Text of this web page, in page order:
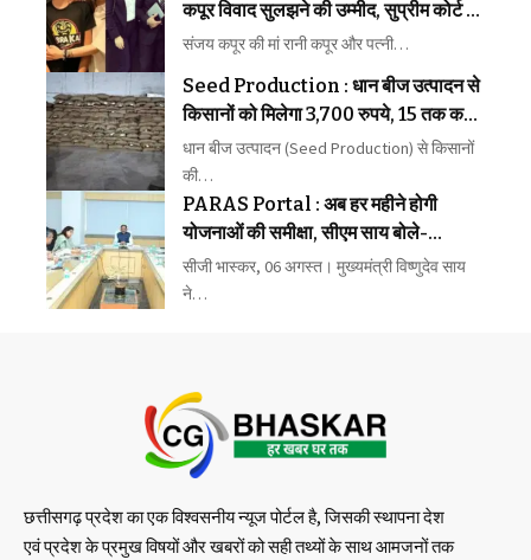
कपूर विवाद सुलझने की उम्मीद, सुप्रीम कोर्ट ने
मध्यस्थता पर जताया भरोसा
संजय कपूर की मां रानी कपूर और पत्नी…
Seed Production : धान बीज उत्पादन से
किसानों को मिलेगा 3,700 रुपये, 15 तक कराएं
पंजीयन
धान बीज उत्पादन (Seed Production) से किसानों
की…
PARAS Portal : अब हर महीने होगी
योजनाओं की समीक्षा, सीएम साय बोले-
लापरवाही बिल्कुल बर्दाश्त नहीं
सीजी भास्कर, 06 अगस्त। मुख्यमंत्री विष्णुदेव साय
ने…
छत्तीसगढ़ प्रदेश का एक विश्वसनीय न्यूज पोर्टल है, जिसकी स्थापना देश
एवं प्रदेश के प्रमुख विषयों और खबरों को सही तथ्यों के साथ आमजनों तक